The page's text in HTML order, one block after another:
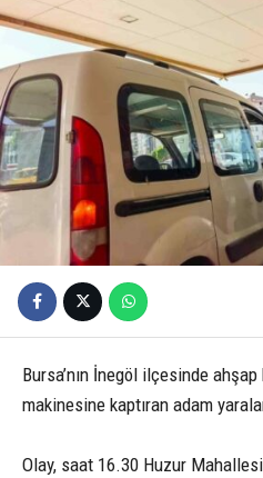
Bursa’nın İnegöl ilçesinde
makinesine kaptıran adam
Olay, saat 16.30 Huzur